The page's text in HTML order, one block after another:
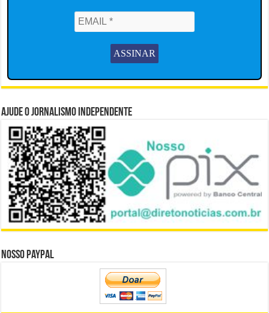
Ajude o Jornalismo Independente
Nosso Paypal